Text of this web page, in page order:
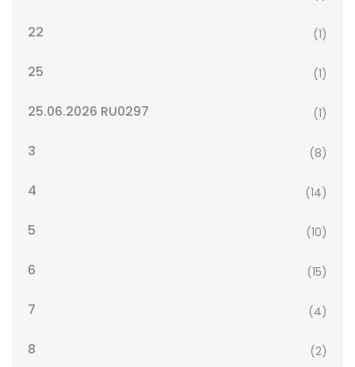
22 (1)
25 (1)
25.06.2026 RU0297 (1)
3 (8)
4 (14)
5 (10)
6 (15)
7 (4)
8 (2)